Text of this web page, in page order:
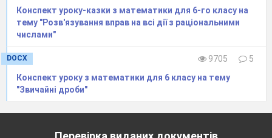
Конспект уроку-казки з математики для 6-го класу на
тему "Розв'язування вправ на всі дії з раціональними
числами"
DOCX 9705
5
Конспект уроку з математики для 6 класу на тему
"Звичайні дроби"